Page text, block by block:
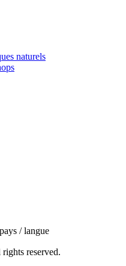
naturels
/ langue
reserved.